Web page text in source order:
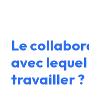
Le
avec
travailler ?